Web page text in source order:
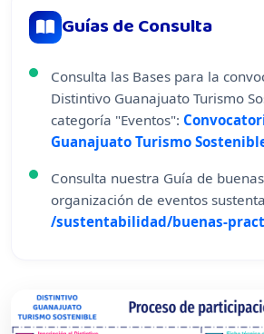
Guías de Consulta
Consulta las Bases para la
Distintivo Guanajuato Turismo
categoría "Eventos":
Guanajuato Turismo
Consulta nuestra Guía de
organización de eventos
/sustentabilidad/buenas-